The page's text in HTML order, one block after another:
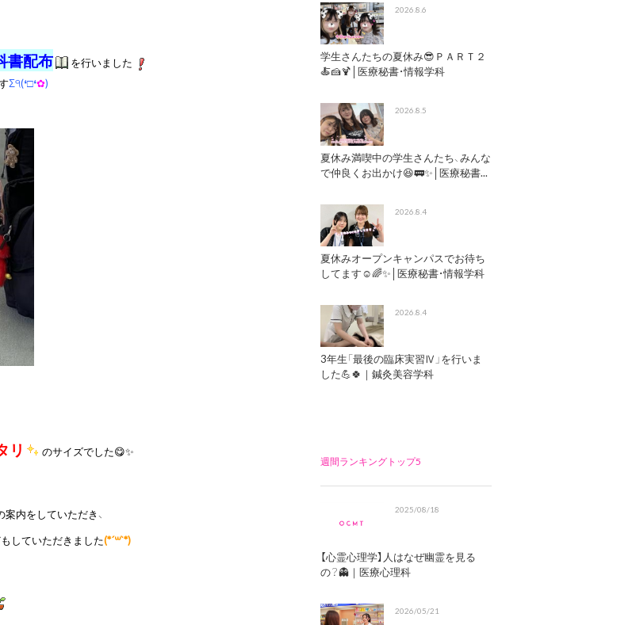
書配布
を行いました
Σ੧(❛□❛✿)
リ のサイズでした😋✨
案内をしていただき、
していただきました(*´꒳`*)
2026.8.6
学生さんたちの夏休み😎ＰＡＲＴ２
🍝🍰🍹│医療秘書・情報学科
2026.8.5
夏休み満喫中の学生さんたち、みんな
で仲良くお出かけ😆🚃✨│医療秘書...
2026.8.4
夏休みオープンキャンパスでお待ち
してます☺️🌈✨│医療秘書・情報学科
2026.8.4
3年生「最後の臨床実習Ⅳ」を行いま
した💪🍀｜鍼灸美容学科
週間ランキングトップ5
2025/08/18
【心霊心理学】人はなぜ幽霊を見る
の？👻｜医療心理科
2026/05/21